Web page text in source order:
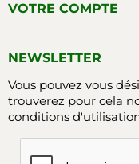
VOTRE COMPTE
NEWSLETTER
Vous pouvez vous
trouverez pour cela
conditions